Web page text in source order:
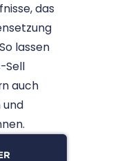
das
lassen
Sell
auch
und